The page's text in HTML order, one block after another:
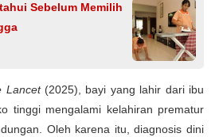
Sebelum Memilih
Lancet(2025), bayi yang lahir dari ibu
tinggi mengalami kelahiran prematur
Oleh karena itu, diagnosis dini